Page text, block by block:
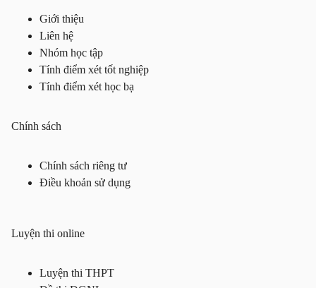
Giới thiệu
Liên hệ
Nhóm học tập
Tính điểm xét tốt nghiệp
Tính điểm xét học bạ
Chính sách
Chính sách riêng tư
Điều khoản sử dụng
Luyện thi online
Luyện thi THPT